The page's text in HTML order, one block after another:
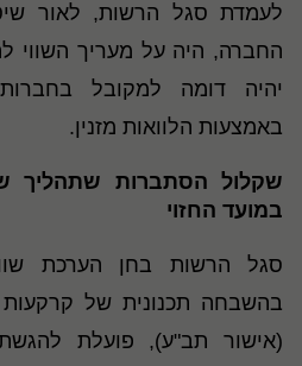
לעמדת סגל הרשות, לאור
יהיה דומה למקובל
באמצעות הלוואות מזנין.
שקלול הסתברות שתהליך
במועד החזוי
סגל הרשות בחן הערכת
בהשבחה תכנונית של
(אישור תב"ע), פועלת